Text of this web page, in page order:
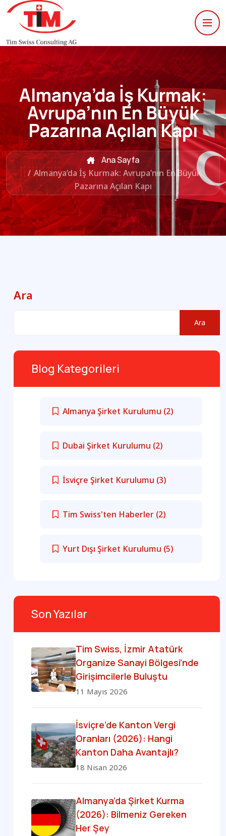
Almanya’da İş Kurmak:
Avrupa’nın En Büyük
Pazarına Açılan Kapı
Ana Sayfa
/Almanya’da İş Kurmak: Avrupa’nın En Büyük
Pazarına Açılan Kapı
Ara
Ara
Blog Kategorileri
Almanya Şirket Kurulumu (2)
Dubai Şirket Kurulumu (2)
İsviçre Şirket Kurulumu (3)
Tim Swiss'ten Haberler (2)
Yurt Dışı Şirket Kurulumu (5)
Son Yazılar
Tim Swiss, İzmir Atatürk
Organize Sanayi Bölgesi’nde
Girişimcilerle Buluştu
11 Mayıs 2026
İsviçre’de Kanton Vergi
Oranları (2026): Hangi
Kanton Daha Avantajlı?
18 Nisan 2026
Almanya’da Şirket Kurma
(2026): Bilmeniz Gereken
Her Şey